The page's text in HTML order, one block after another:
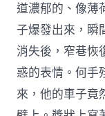
道濃郁的、像薄
子爆發出來，瞬
消失後，窄巷恢
惑的表情。何手
來，他的車子竟